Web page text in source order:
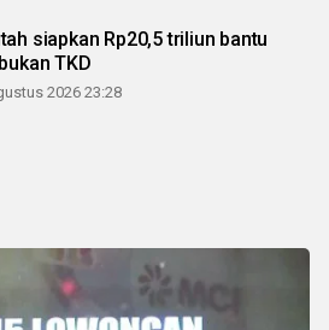
siapkan Rp20,5 triliun bantu
TKD
2026 23:28